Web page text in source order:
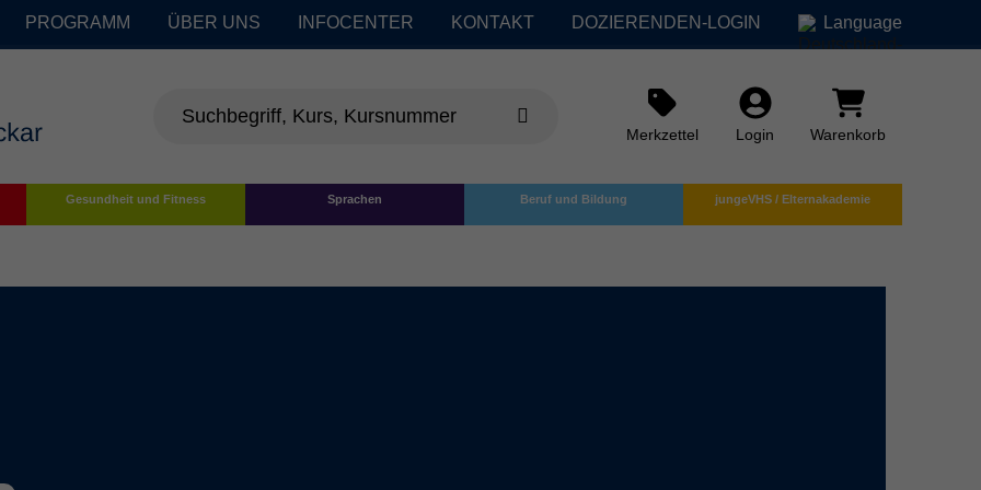
PROGRAMM ÜBER UNS INFOCENTER KONTAKT DOZIERENDEN-LOGIN Language
Merkzettel Login Warenkorb
Gesundheit und Fitness Sprachen Beruf und Bildung jungeVHS / Elternakademie